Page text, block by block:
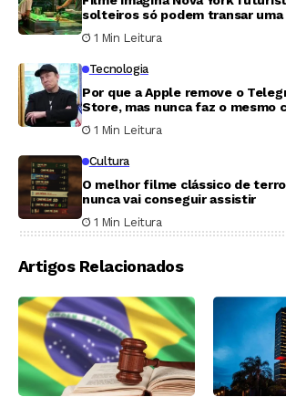
solteiros só podem transar
1 Min Leitura
Tecnologia
Por que a Apple remove o
Store, mas nunca faz o mesmo
1 Min Leitura
Cultura
O melhor filme clássico de
nunca vai conseguir assistir
1 Min Leitura
Artigos Relacionados